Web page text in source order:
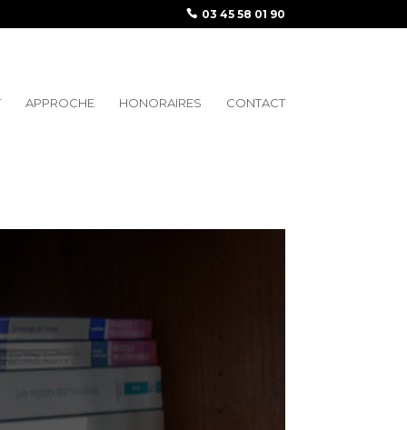
03 45 58 01 90
APPROCHE HONORAIRES CONTACT